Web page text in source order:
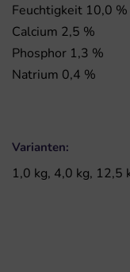
Feuchtigkeit 10,0 %
Calcium 2,5 %
Phosphor 1,3 %
Natrium 0,4 %
Varianten:
1,0 kg, 4,0 kg, 12,5